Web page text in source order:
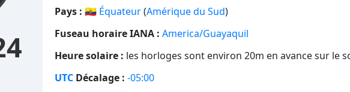
Pays : 🇪🇨 Équateur(Amérique du Sud)
Fuseau horaire IANA : America/Guayaquil
Heure solaire : les horloges sont environ 20m en avance sur le
UTC Décalage : -05:00